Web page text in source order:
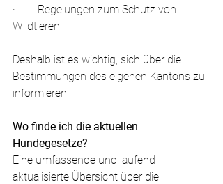
·        Regelungen zum Schutz von
Wildtieren
Deshalb ist es wichtig, sich über die
Bestimmungen des eigenen Kantons zu
informieren.
Wo finde ich die aktuellen
Hundegesetze?
Eine umfassende und laufend
aktualisierte Übersicht über die